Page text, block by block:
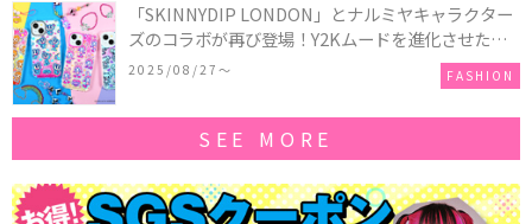
「SKINNYDIP LONDON」とナルミヤキャラクター
ズのコラボが再び登場！Y2Kムードを進化させた新
作コレクションを発売♪
2025/08/27〜 FASHION
SEE MORE